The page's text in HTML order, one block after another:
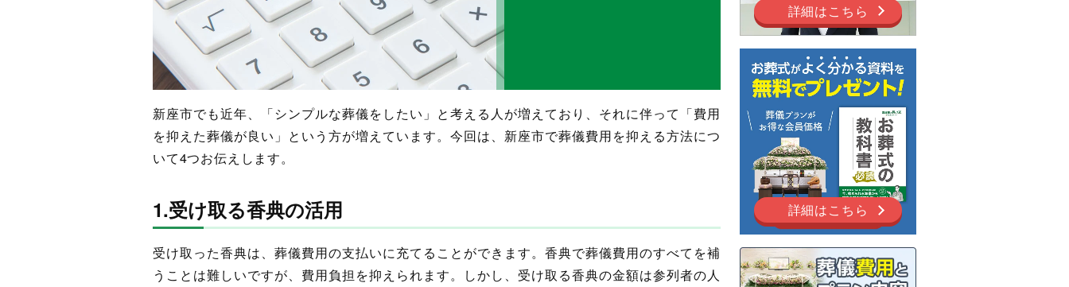
新座市でも近年、「シンプルな葬儀をしたい」と考える人が増えており、それに伴って「費用
を抑えた葬儀が良い」という方が増えています。今回は、新座市で葬儀費用を抑える方法につ
いて4つお伝えします。
1.受け取る香典の活用
受け取った香典は、葬儀費用の支払いに充てることができます。香典で葬儀費用のすべてを補
うことは難しいですが、費用負担を抑えられます。しかし、受け取る香典の金額は参列者の人
詳細はこちら
詳細はこちら